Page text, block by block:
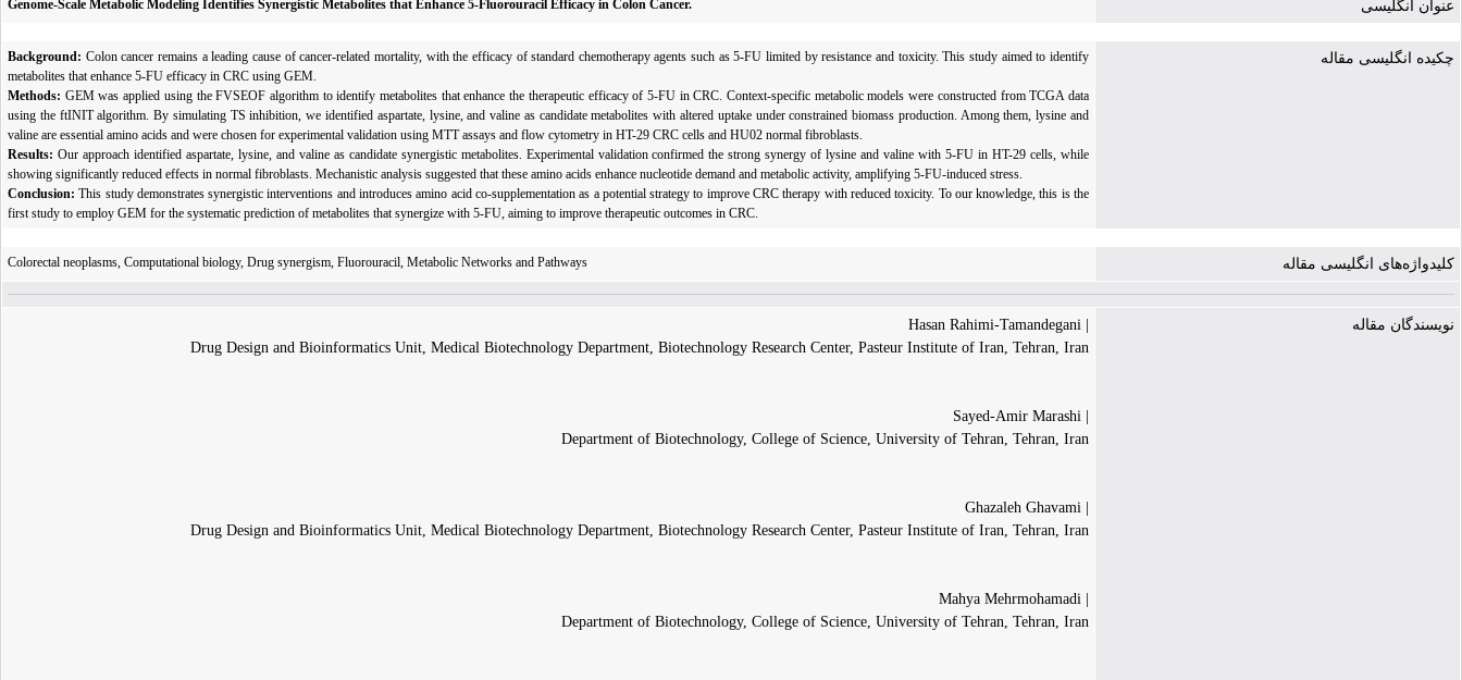
عنوان انگلیسی Genome-Scale Metabolic Modeling Identifies Synergistic Metabolites that Enhance 5-Fluorouracil Efficacy in Colon Cancer.
چکیده انگلیسی مقاله Background: Colon cancer remains a leading cause of cancer-related mortality, with the efficacy of standard chemotherapy agents such as 5-FU limited by resistance and toxicity. This study aimed to identify
metabolites that enhance 5-FU efficacy in CRC using GEM.
Methods: GEM was applied using the FVSEOF algorithm to identify metabolites that enhance the therapeutic efficacy of 5-FU in CRC. Context-specific metabolic models were constructed from TCGA data
using the ftINIT algorithm. By simulating TS inhibition, we identified aspartate, lysine, and valine as candidate metabolites with altered uptake under constrained biomass production. Among them, lysine and
valine are essential amino acids and were chosen for experimental validation using MTT assays and flow cytometry in HT-29 CRC cells and HU02 normal fibroblasts.
Results: Our approach identified aspartate, lysine, and valine as candidate synergistic metabolites. Experimental validation confirmed the strong synergy of lysine and valine with 5-FU in HT-29 cells, while
showing significantly reduced effects in normal fibroblasts. Mechanistic analysis suggested that these amino acids enhance nucleotide demand and metabolic activity, amplifying 5-FU-induced stress.
Conclusion: This study demonstrates synergistic interventions and introduces amino acid co-supplementation as a potential strategy to improve CRC therapy with reduced toxicity. To our knowledge, this is the
first study to employ GEM for the systematic prediction of metabolites that synergize with 5-FU, aiming to improve therapeutic outcomes in CRC.
کلیدواژه‌های انگلیسی مقاله Colorectal neoplasms, Computational biology, Drug synergism, Fluorouracil, Metabolic Networks and Pathways
نویسندگان مقاله
Drug Design and Bioinformatics Unit, Medical Biotechnology Department, Biotechnology Research Center, Pasteur Institute of Iran, Tehran, Iran
Department of Biotechnology, College of Science, University of Tehran, Tehran, Iran
Drug Design and Bioinformatics Unit, Medical Biotechnology Department, Biotechnology Research Center, Pasteur Institute of Iran, Tehran, Iran
Department of Biotechnology, College of Science, University of Tehran, Tehran, Iran